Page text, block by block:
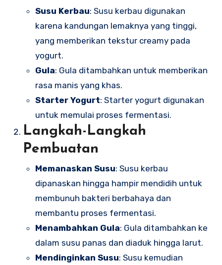
Susu Kerbau: Susu kerbau digunakan
karena kandungan lemaknya yang tinggi,
yang memberikan tekstur creamy pada
yogurt.
Gula: Gula ditambahkan untuk memberikan
rasa manis yang khas.
Starter Yogurt: Starter yogurt digunakan
untuk memulai proses fermentasi.
Langkah-Langkah
Pembuatan
Memanaskan Susu: Susu kerbau
dipanaskan hingga hampir mendidih untuk
membunuh bakteri berbahaya dan
membantu proses fermentasi.
Menambahkan Gula: Gula ditambahkan ke
dalam susu panas dan diaduk hingga larut.
Mendinginkan Susu: Susu kemudian